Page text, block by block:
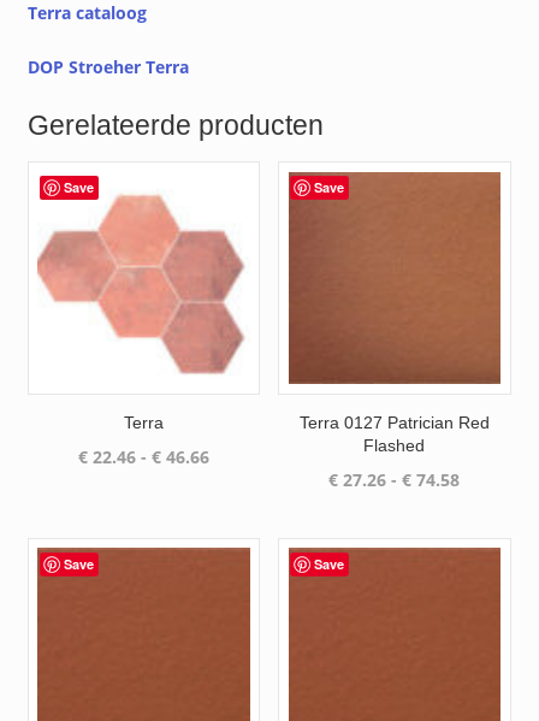
Terra cataloog
DOP Stroeher Terra
Gerelateerde producten
Save
Terra
€22.46 - €46.66Prijsklasse:
€ 46.66
Save
Terra 0127 Patrician Red
Flashed
€ 27.26 - € 74.58
Save Save